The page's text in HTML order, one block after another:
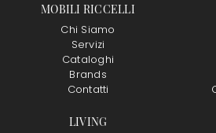
MOBILI RICCELLI
Chi Siamo
Servizi
Cataloghi
Brands
Contatti
LIVING